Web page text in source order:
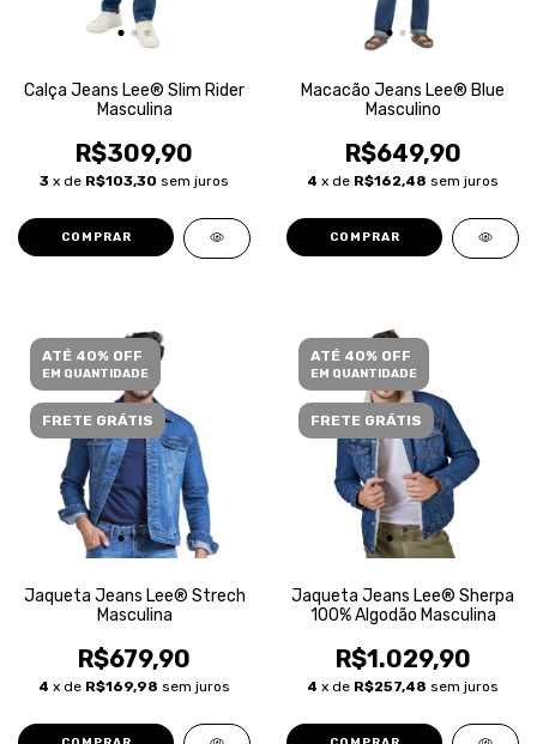
Calça Jeans Lee® Slim Rider
Masculina
R$309,90
3 x de R$103,30 sem juros
COMPRAR
Macacão Jeans Lee® Blue
Masculino
R$649,90
4 x de R$162,48 sem juros
COMPRAR
ATÉ 40% OFF
EM QUANTIDADE
FRETE GRÁTIS
Jaqueta Jeans Lee® Strech
Masculina
R$679,90
4 x de R$169,98 sem juros
ATÉ 40% OFF
EM QUANTIDADE
FRETE GRÁTIS
Jaqueta Jeans Lee® Sherpa
100% Algodão Masculina
R$1.029,90
4 x de R$257,48 sem juros